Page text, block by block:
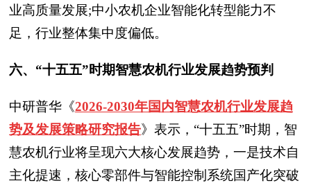
业高质量发展;中小农机企业智能化转型能力不
足，行业整体集中度偏低。
六、“十五五”时期智慧农机行业发展趋势预判
中研普华 《2026-2030年国内智慧农机行业发展趋
势及发展策略研究报告》表示， “十五五”时期，智
慧农机行业将呈现六大核心发展趋势，一是技术自
主化提速，核心零部件与智能控制系统国产化突破